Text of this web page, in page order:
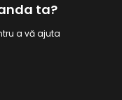
ta?
a vă ajuta